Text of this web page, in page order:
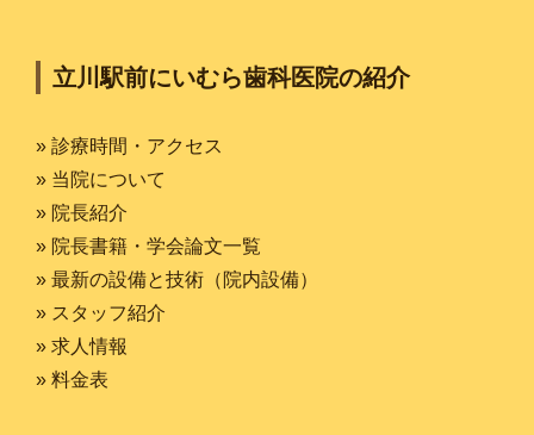
立川駅前にいむら歯科医院の紹介
» 診療時間・アクセス
» 当院について
» 院長紹介
» 院長書籍・学会論文一覧
» 最新の設備と技術（院内設備）
» スタッフ紹介
» 求人情報
» 料金表